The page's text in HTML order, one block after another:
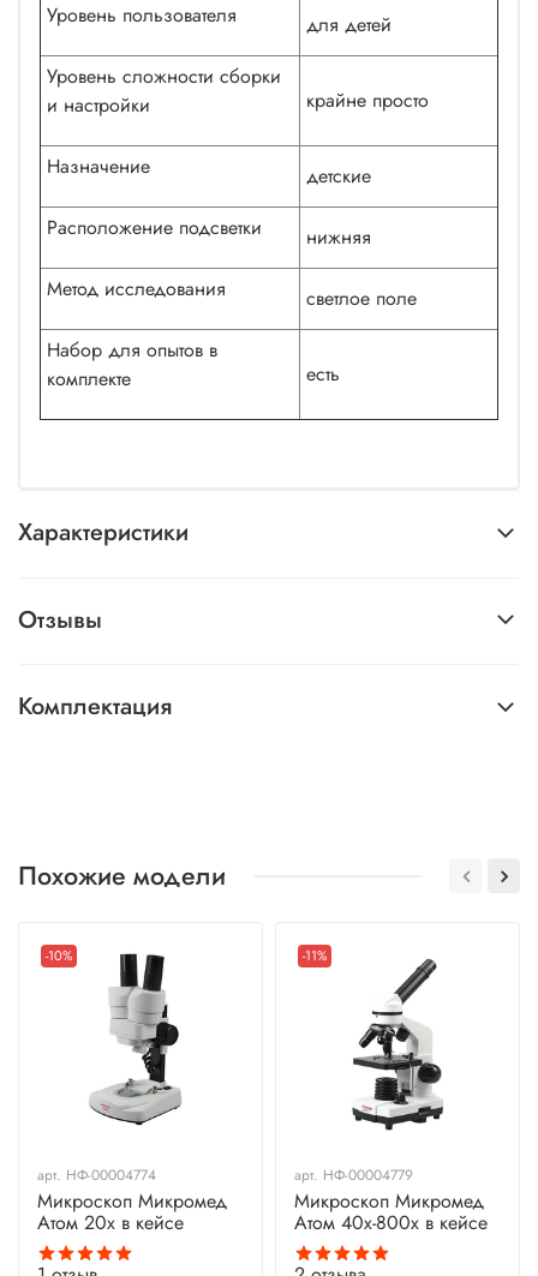
Уровень пользователя
для детей
Уровень сложности сборки
и настройки
крайне просто
Назначение
детские
Расположение подсветки
нижняя
Метод исследования
светлое поле
Набор для опытов в
комплекте
есть
Характеристики
Отзывы
Комплектация
Похожие модели
-10%
арт. НФ-00004774
Микроскоп Микромед
Атом 20x в кейсе
-11%
арт. НФ-00004779
Микроскоп Микромед
Атом 40x-800x в кейсе